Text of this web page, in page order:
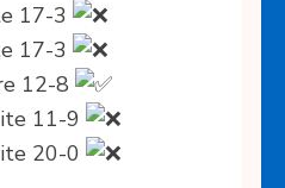
17-3
17-3
12-8
11-9
20-0